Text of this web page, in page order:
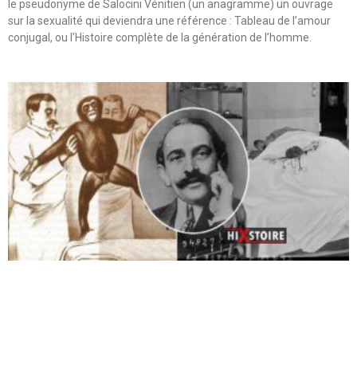
le pseudonyme de Salocini Vénitien (un anagramme) un ouvrage
sur la sexualité qui deviendra une référence : Tableau de l’amour
conjugal, ou l’Histoire complète de la génération de l’homme.